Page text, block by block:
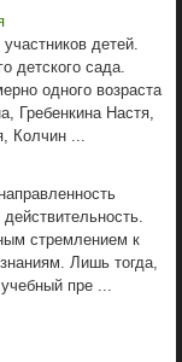
детей.
детского сада.
одного возраста
Гребенкина Настя,
Колчин ...
стремлением к
Лишь тогда,
пре ...